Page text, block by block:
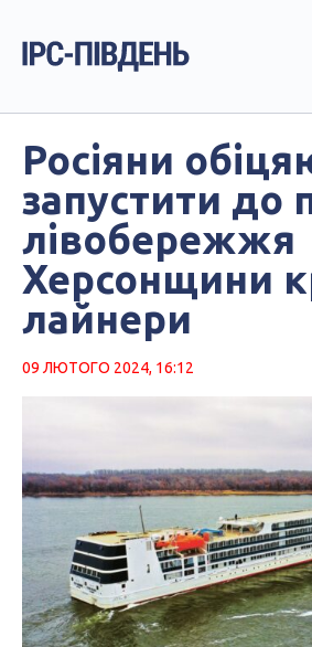
Росіяни
запустити до
лівобережжя
Херсонщини
лайнери
09 ЛЮТОГО 2024, 16:12